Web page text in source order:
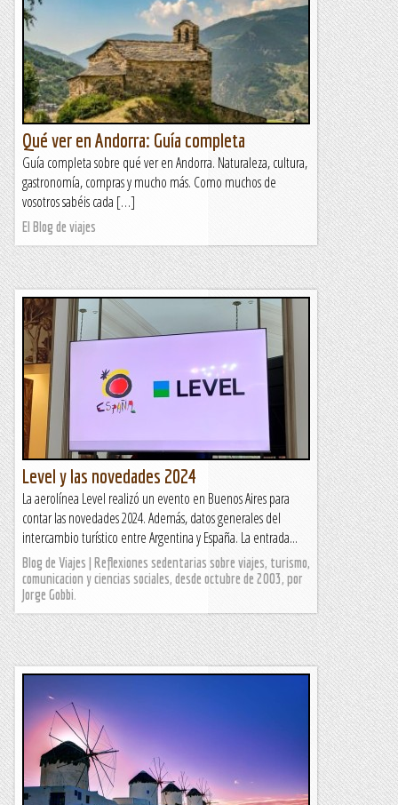
Qué ver en Andorra: Guía completa
Guía completa sobre qué ver en Andorra. Naturaleza, cultura,
gastronomía, compras y mucho más. Como muchos de
vosotros sabéis cada […]
El Blog de viajes
Level y las novedades 2024
La aerolínea Level realizó un evento en Buenos Aires para
contar las novedades 2024. Además, datos generales del
intercambio turístico entre Argentina y España. La entrada...
Blog de Viajes | Reflexiones sedentarias sobre viajes, turismo,
comunicacion y ciencias sociales, desde octubre de 2003, por
Jorge Gobbi.